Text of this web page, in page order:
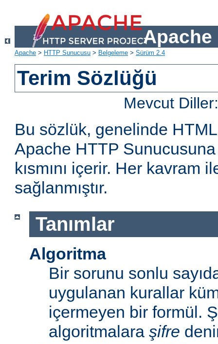
Apache
Apache > HTTP Sunucusu > Belgeleme > Sürüm 2.4
Terim Sözlüğü
Mevcut
Bu sözlük, genelinde
Apache HTTP
kısmını içerir. Her kavram
sağlanmıştır.
Tanımlar
Algoritma
Bir sorunu sonlu
uygulanan kurallar
içermeyen bir formül.
algoritmalara şifre